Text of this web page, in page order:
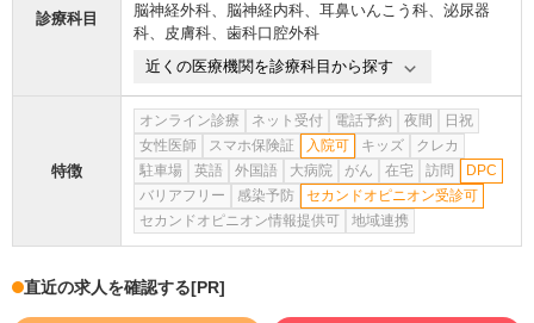
診療科目
脳神経外科、 脳神経内科、 耳鼻いんこう科、 泌尿器
科、 皮膚科、 歯科口腔外科
近くの医療機関を診療科目から探す
特徴
オンライン診療 ネット受付 電話予約 夜間
日祝
女性医師
スマホ保険証 入院可 キッズ
クレカ
駐車場
英語 外国語 大病院 がん 在宅 訪問
DPC
バリアフリー
感染予防
セカンドオピニオン受診可
セカンドオピニオン情報提供可
地域連携
直近の求人を確認する[PR]